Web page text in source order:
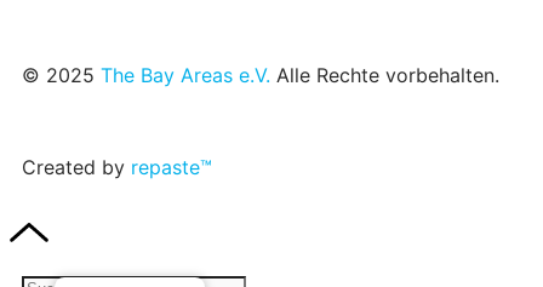
© 2025 The Bay Areas e.V. Alle Rechte vorbehalten.
Created by repaste™